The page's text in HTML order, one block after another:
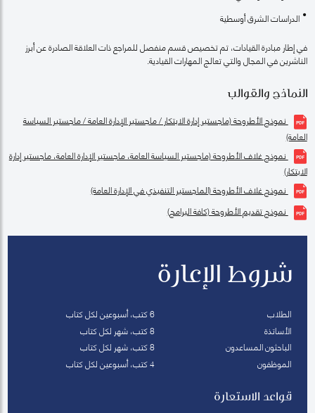
الدراسات الشرق أوسطية
في إطار مبادرة القيادات، تم تخصيص قسم منفصل للمراجع ذات العلاقة الصادرة عن أبرز
الناشرين في المجال والتي تعالج المهارات القيادية.
النماذج والقوالب
نموذج الأطروحة (ماجستير إدارة الابتكار / ماجستير الإدارة العامة / ماجستير السياسة
العامة)
نموذج غلاف الأطروحة (ماجستير السياسة العامة، ماجستير الإدارة العامة، ماجستير إدارة
الابتكار)
نموذج غلاف الأطروحة (الماجستير التنفيذي في الإدارة العامة)
نموذج تقديم الأطروحة (كافة البرامج)
شروط الإعارة
الطلاب
6 كتب، أسبوعين لكل كتاب
الأساتذة
8 كتب، شهر لكل كتاب
الباحثون المساعدون
8 كتب، شهر لكل كتاب
الموظفون
4 كتب، أسبوعين لكل كتاب
قواعد الاستعارة